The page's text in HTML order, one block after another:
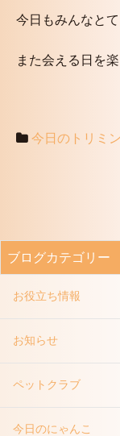
今日もみんなと
また会える日を
今日のトリミ
ブログカテゴリー
お役立ち情報
お知らせ
ペットクラブ
今日のにゃんこ